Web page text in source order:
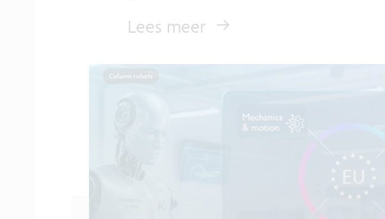
Lees meer
Column robots